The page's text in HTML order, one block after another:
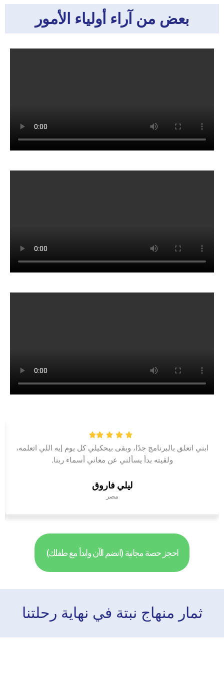
بعض من آراء أولياء الأمور
ابني اتعلق بالبرنامج جدًا، وبقى بيحكيلي كل يوم إيه اللي اتعلمه،
ولقيته بدأ يسألني عن معاني أسماء ربنا.
ليلي فاروق
مصر
احجز حصة مجانية (انضم الآن وابدأ مع طفلك)
ثمار منهاج نبتة في نهاية رحلتنا